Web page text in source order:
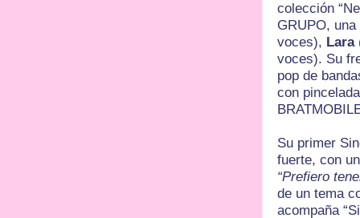
colección
GRUPO,
voces), Lara
voces). Su
pop de
con
Su primer
fuerte, con
“Prefiero
de un tema
acompaña